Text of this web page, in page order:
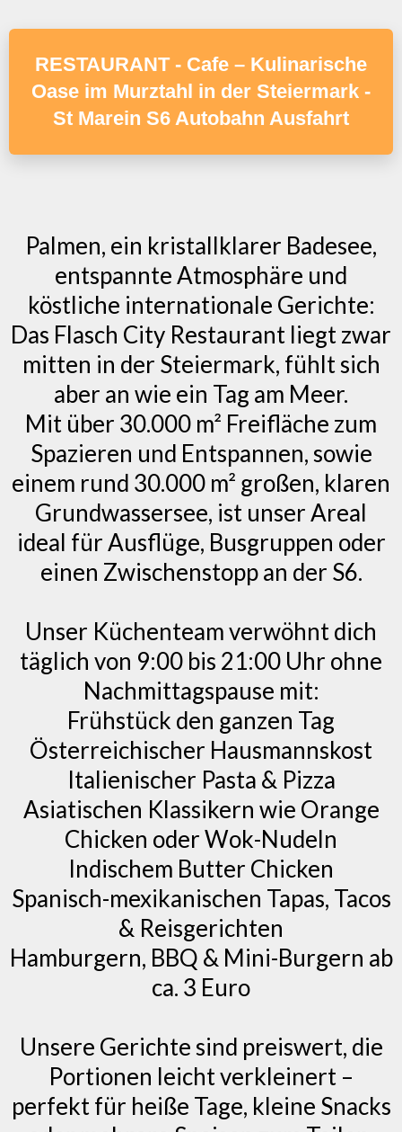
RESTAURANT - Cafe – Kulinarische
Oase im Murztahl in der Steiermark -
St Marein S6 Autobahn Ausfahrt
Palmen, ein kristallklarer Badesee,
entspannte Atmosphäre und
köstliche internationale Gerichte:
Das Flasch City Restaurant liegt zwar
mitten in der Steiermark, fühlt sich
aber an wie ein Tag am Meer.
Mit über 30.000 m² Freifläche zum
Spazieren und Entspannen, sowie
einem rund 30.000 m² großen, klaren
Grundwassersee, ist unser Areal
ideal für Ausflüge, Busgruppen oder
einen Zwischenstopp an der S6.
Unser Küchenteam verwöhnt dich
täglich von 9:00 bis 21:00 Uhr ohne
Nachmittagspause mit:
Frühstück den ganzen Tag
Österreichischer Hausmannskost
Italienischer Pasta & Pizza
Asiatischen Klassikern wie Orange
Chicken oder Wok-Nudeln
Indischem Butter Chicken
Spanisch-mexikanischen Tapas, Tacos
& Reisgerichten
Hamburgern, BBQ & Mini-Burgern ab
ca. 3 Euro
Unsere Gerichte sind preiswert, die
Portionen leicht verkleinert –
perfekt für heiße Tage, kleine Snacks